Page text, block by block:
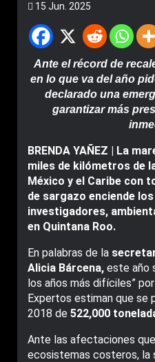
15 Jun. 2025
Ante el récord de
en lo que va del año
declarado una
garantizar más
BRENDA YAÑEZ | La
miles de kilómetros de
México y el Caribe con
de sargazo enciende
investigadores,
en Quintana Roo.
En palabras de la
Alicia Bárcena, este año
los años más difíciles”
Expertos estiman que se
2018 de 522,000
Ante las afectaciones
ecosistemas costeros, la